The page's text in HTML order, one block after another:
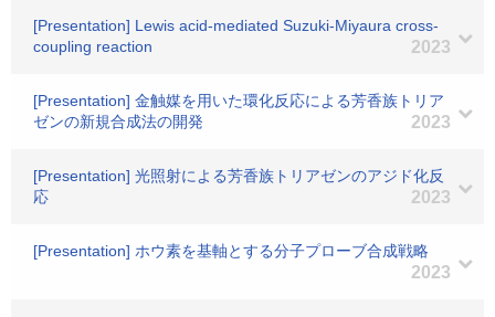
[Presentation] Lewis acid-mediated Suzuki-Miyaura cross-
coupling reaction
2023
[Presentation] 金触媒を用いた環化反応による芳香族トリア
ゼンの新規合成法の開発
2023
[Presentation] 光照射による芳香族トリアゼンのアジド化反
応
2023
[Presentation] ホウ素を基軸とする分子プローブ合成戦略
2023